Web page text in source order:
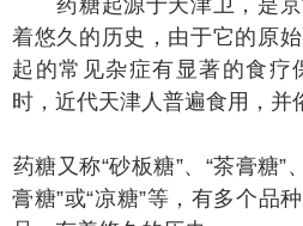
药糖起源于天津卫，是京
着悠久的历史，由于它的原
起的常见杂症有显著的食疗
时，近代天津人普遍食用，并
又称“砂板糖”、“茶膏糖”、
膏糖”或“凉糖”等，有多个品